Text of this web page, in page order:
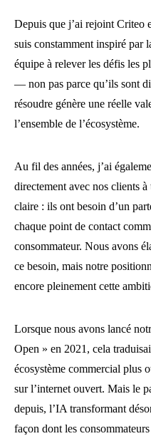
Depuis que j’ai rejoint Criteo
suis constamment inspiré par
équipe à relever les défis les
— non pas parce qu’ils sont
résoudre génère une réelle
l’ensemble de l’écosystème.
Au fil des années, j’ai
directement avec nos clients
claire : ils ont besoin d’un
chaque point de contact
consommateur. Nous avons
ce besoin, mais notre
encore pleinement cette
Lorsque nous avons lancé
Open » en 2021, cela
écosystème commercial plus
sur l’internet ouvert. Mais le
depuis, l’IA transformant
façon dont les